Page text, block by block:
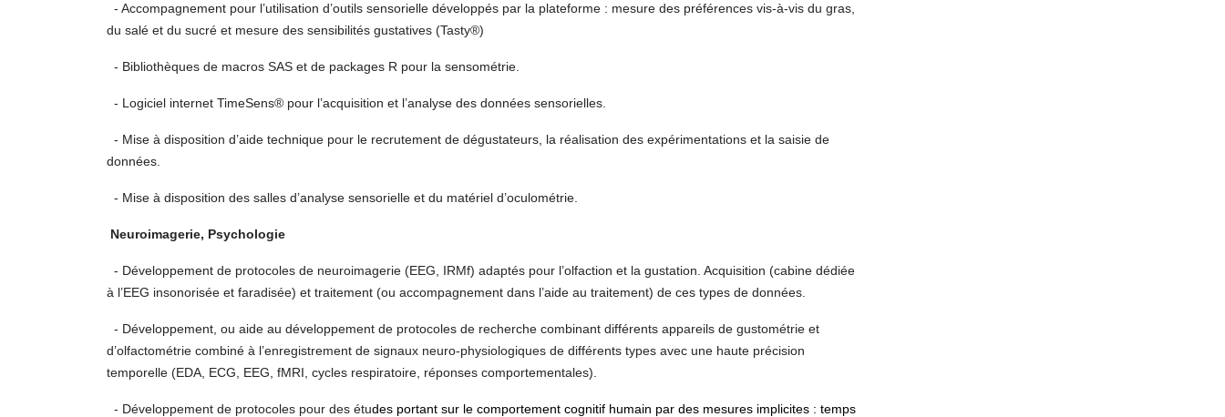
- Accompagnement pour l’utilisation d’outils sensorielle développés par la plateforme : mesure des préférences vis-à-vis du gras,
du salé et du sucré et mesure des sensibilités gustatives (Tasty®)
- Bibliothèques de macros SAS et de packages R pour la sensométrie.
- Logiciel internet TimeSens® pour l’acquisition et l’analyse des données sensorielles.
- Mise à disposition d’aide technique pour le recrutement de dégustateurs, la réalisation des expérimentations et la saisie de
données.
- Mise à disposition des salles d’analyse sensorielle et du matériel d’oculométrie.
Neuroimagerie, Psychologie
- Développement de protocoles de neuroimagerie (EEG, IRMf) adaptés pour l’olfaction et la gustation. Acquisition (cabine dédiée
à l’EEG insonorisée et faradisée) et traitement (ou accompagnement dans l’aide au traitement) de ces types de données.
- Développement, ou aide au développement de protocoles de recherche combinant différents appareils de gustométrie et
d’olfactométrie combiné à l’enregistrement de signaux neuro-physiologiques de différents types avec une haute précision
temporelle (EDA, ECG, EEG, fMRI, cycles respiratoire, réponses comportementales).
- Développement de protocoles pour des études portant sur le comportement cognitif humain par des mesures implicites : temps